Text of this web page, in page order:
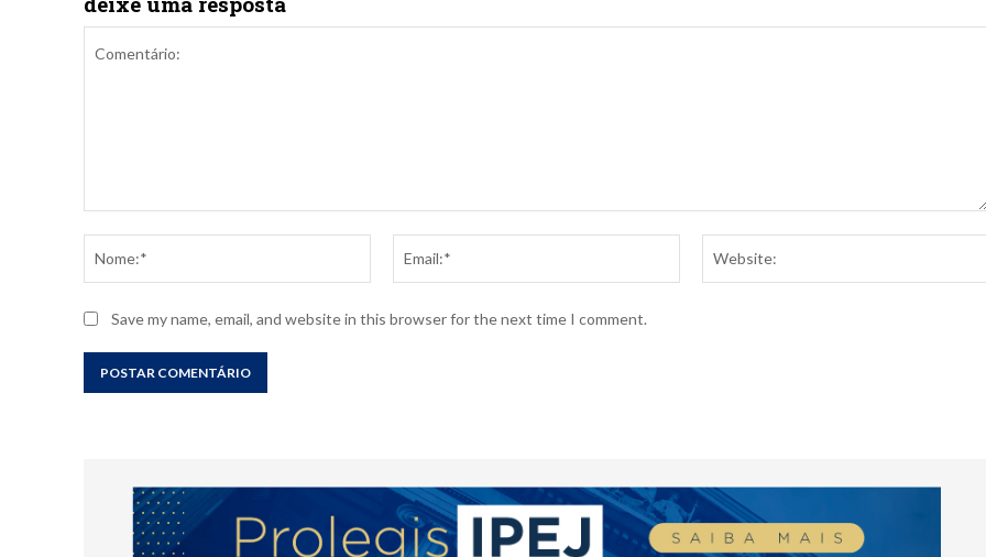
Save my name, email, and website in this browser for the next time I comment.